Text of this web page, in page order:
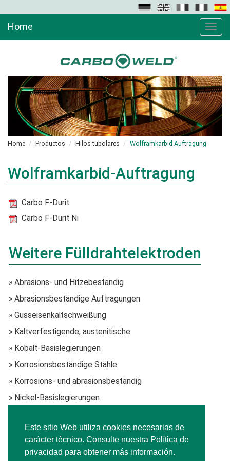
Este sitio Web utiliza cookies necesarias de
carácter técnico. Consulte nuestra Política de
privacidad para obtener más información.
Toggle
Home
Home Productos Hilos tubolares Wolframkarbid-Auftragung
Wolframkarbid-Auftragung
Carbo F-Durit
Carbo F-Durit Ni
Weitere Fülldrahtelektroden
» Abrasions- und Hitzebeständig
» Abrasionsbeständige Auftragungen
» Gusseisenkaltschweißung
» Kaltverfestigende, austenitische
» Kobalt-Basislegierungen
» Korrosionsbeständige Stähle
» Korrosions- und abrasionsbeständig
» Nickel-Basislegierungen
» Werkzeugstähle
» Wolframkarbid-Auftragung